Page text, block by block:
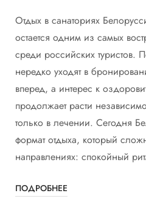
Отдых в санаториях
остается одним из самых
среди российских туристов.
нередко уходят в
вперед, а интерес к
продолжает расти
только в лечении. Сегодня
формат отдыха, который
направлениях: спокойный
ПОДРОБНЕЕ